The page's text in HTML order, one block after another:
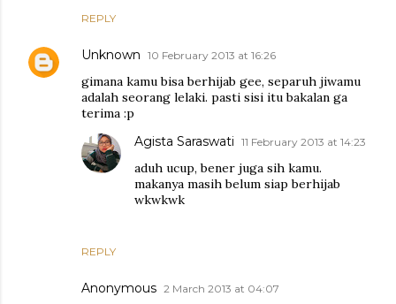
REPLY
Unknown 10 February 2013 at 16:26
gimana kamu bisa berhijab gee, separuh jiwamu
adalah seorang lelaki. pasti sisi itu bakalan ga
terima :p
REPLY
Agista Saraswati 11 February 2013 at 14:23
aduh ucup, bener juga sih kamu.
makanya masih belum siap berhijab
wkwkwk
Anonymous 2 March 2013 at 04:07